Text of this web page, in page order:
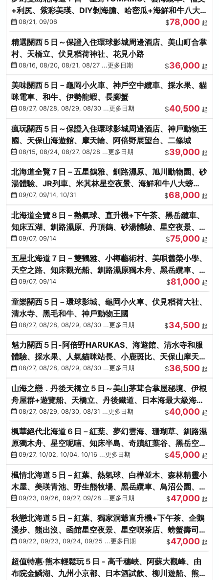
+利尻、紫彩美瑛、DIY剝海膽、哈密瓜+海鮮和牛八大螃
蟹吃到飽
08/21, 09/06 $78,000 起
精選關西５日～保證入住環球影城周邊酒店、美山町合掌
村、天橋立、伏見稻荷神社、花見小路
08/16, 08/20, 08/21, 08/27 ...更多日期 $36,000 起
美味關西５日－龜岡小火車、神戶空中纜車、採水果、貓
咪電車、和牛、伊勢龍蝦、長腳蟹
08/27, 08/28, 08/29, 08/30 ...更多日期 $40,500 起
瘋玩關西５日～保證入住環球影城周邊酒店、神戶動物王
國、天保山海遊館、摩天輪、阿倍野展望台、二條城
08/15, 08/24, 08/27, 08/28 ...更多日期 $39,000 起
北海道全覽７日－五星鶴雅、釧路濕原、旭川動物園、砂
湯體驗、JR列車、米其林星空夜景、海鮮和牛八大螃
蟹、卡哇依熊牧場
09/07, 09/14, 10/31 $68,000 起
北海道全覽８日－熱氣球、直升機+下午茶、黑岳纜車、
知床五湖、釧路濕原、丹頂鶴、砂湯體驗、星空夜景、洞
爺花火、螃蟹懷石料理
09/07, 09/14 $75,000 起
五星北海道７日－雙鶴雅、小樽藝術村、美唄舊榮小學、
天空之路、知床觀光船、釧路濕原獨木舟、黑岳纜車、流
冰硝子館DIY玻璃杯
09/07, 09/14 $81,000 起
童樂關西５日－環球影城、龜岡小火車、伏見稻荷大社、
清水寺、黑毛和牛、神戶動物王國
08/27, 08/28, 08/29, 08/30 ...更多日期 $34,500 起
魅力關西５日-阿倍野HARUKAS、海遊館、清水寺和服
體驗、採水果、人氣貓咪站長、小鹿斑比、天保山摩天
輪、水上巴士
08/27, 08/28, 08/29, 08/30 ...更多日期 $36,500 起
山海之戀．丹後天橋立５日～美山茅茸合掌屋秘境、伊根
舟屋群+遊覽船、天橋立、丹後鐵道、日本海最大級海鮮
市場08/27, 08/29, 08/30, 08/31 ...更多日期 $40,000 起
楓華絕代北海道６日－紅葉、夢幻雲海、珊瑚草、釧路濕
原獨木舟、星空呢喃、知床半島、奇蹟紅葉谷、黑岳空中
纜車、旭山動物園
09/27, 10/02, 10/04, 10/16 ...更多日期 $45,000 起
楓情北海道５日－紅葉、熱氣球、白樺並木、森林精靈小
木屋、美瑛青池、野生熊牧場、黑岳纜車、鳥沼公園、紅
葉奇蹟谷、螃蟹吃到飽
09/23, 09/26, 09/27, 09/28 ...更多日期 $47,000 起
秋戀北海道５日－紅葉、獨家洞爺直升機+下午茶、企鵝
漫步、熊出沒、函館星空夜景、星空喫茶店、螃蟹壽司、
海膽、三大螃蟹放題
09/22, 09/23, 09/24, 09/25 ...更多日期 $47,000 起
超值特惠‧熊本輕鬆玩５日 - 高千穗峽、阿蘇大觀峰、由
布院金鱗湖、九州小京都、日本酒試飲、柳川遊船、熊本